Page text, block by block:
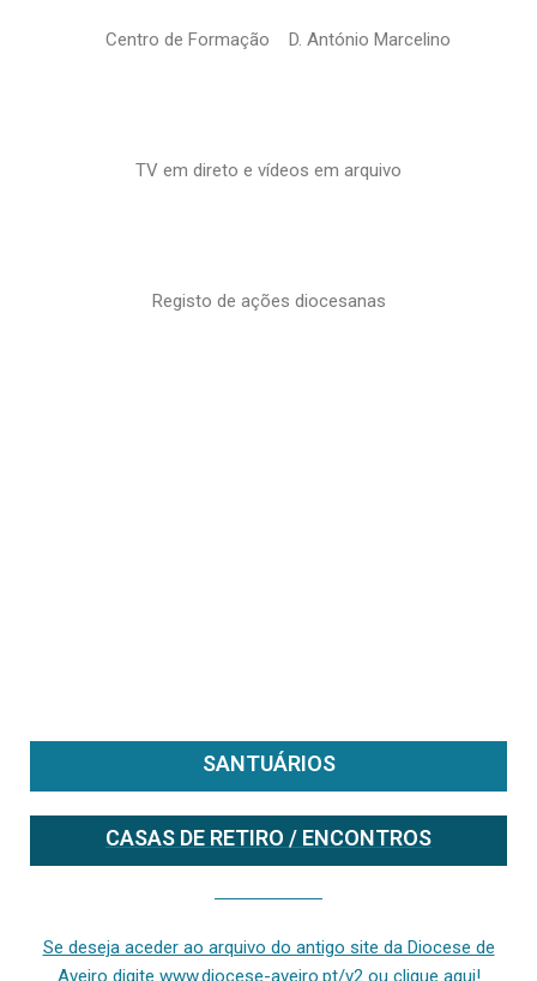
Centro de Formação D. António Marcelino
TV em direto e vídeos em arquivo
Registo de ações diocesanas
SANTUÁRIOS
CASAS DE RETIRO / ENCONTROS
Se deseja aceder ao arquivo do antigo site da Diocese de
Aveiro digite www.diocese-aveiro.pt/v2 ou clique aqui!